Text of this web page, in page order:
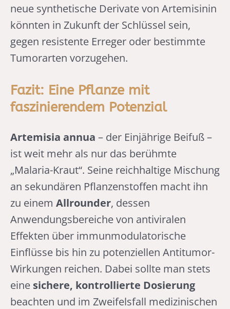
neue synthetische Derivate von Artemisinin
könnten in Zukunft der Schlüssel sein,
gegen resistente Erreger oder bestimmte
Tumorarten vorzugehen.
Fazit: Eine Pflanze mit
faszinierendem Potenzial
Artemisia annua – der Einjährige Beifuß –
ist weit mehr als nur das berühmte
„Malaria-Kraut“. Seine reichhaltige Mischung
an sekundären Pflanzenstoffen macht ihn
zu einem Allrounder, dessen
Anwendungsbereiche von antiviralen
Effekten über immunmodulatorische
Einflüsse bis hin zu potenziellen Antitumor-
Wirkungen reichen. Dabei sollte man stets
eine sichere, kontrollierte Dosierung
beachten und im Zweifelsfall medizinischen